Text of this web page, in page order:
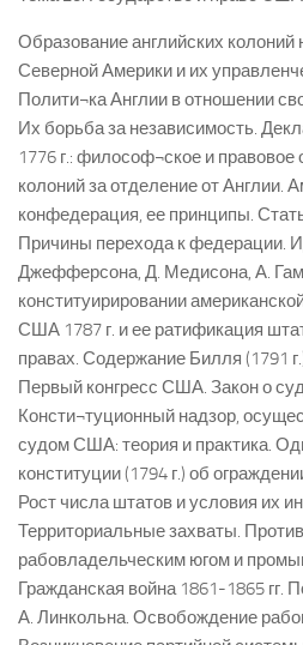
Образование английских
Северной Америки и их
Полити¬ка Англии в отношении
Их борьба за независимость.
1776 г.: философ¬ское и
колоний за отделение от Англии.
конфедерация, ее принципы.
Причины перехода к федерации.
Джефферсона, Д. Медисона, А.
конституирировании
США 1787 г. и ее ратификация
правах. Содержание Билля (1791
Первый конгресс США. Закон о
Консти¬туционный надзор,
судом США: теория и практика.
конституции (1794 г.) об
Рост числа штатов и условия их
Территориальные захваты.
рабовладельческим югом и
Гражданская война 1861-1865
А. Линкольна. Освобождение